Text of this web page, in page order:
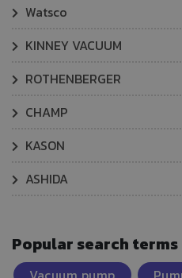
Watsco
KINNEY VACUUM
ROTHENBERGER
CHAMP
KASON
ASHIDA
Popular search terms